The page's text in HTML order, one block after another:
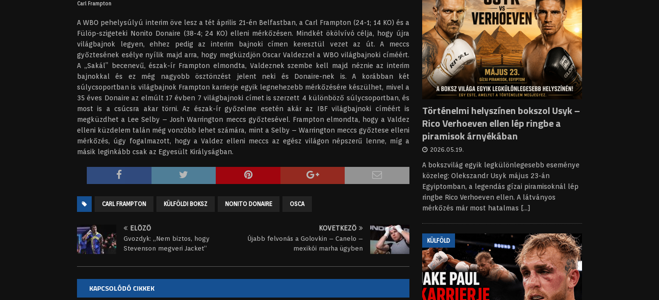
Carl Frampton
A WBO pehelysúlyú interim öve lesz a tét április 21-én Belfastban, a Carl Frampton (24-1; 14 KO) és a
Fülöp-szigeteki Nonito Donaire (38-4; 24 KO) elleni mérkőzésen. Mindkét ökölvívó célja, hogy újra
világbajnok legyen, ehhez pedig az interim bajnoki címen keresztül vezet az út. A meccs
győztesének esélye nyílik majd arra, hogy megküzdjön Oscar Valdezzel a WBO világbajnoki címéért.
A „Sakál” becenevű, észak-ír Frampton elmondta, Valdeznek szembe kell majd néznie az interim
bajnokkal és ez még nagyobb ösztönzést jelent neki és Donaire-nek is. A korábban két
súlycsoportban is világbajnok Frampton karrierje egyik legnehezebb mérkőzésére készülhet, mivel a
35 éves Donaire az elmúlt 17 évben 7 világbajnoki címet is szerzett 4 különböző súlycsoportban, és
most is a csúcsra akar törni. Az észak-ír győzelme esetén akár az IBF világbajnoki címéért is
megküzdhet a Lee Selby – Josh Warrington meccs győztesével. Frampton elmondta, hogy a Valdez
elleni küzdelem talán még vonzóbb lehet számára, mint a Selby – Warrington meccs győztese elleni
mérkőzés, úgy fogalmazott, hogy a Valdez elleni meccs az egész világon népszerű lenne, míg a
másik leginkább csak az Egyesült Királyságban.
CARL FRAMPTON KÜLFÖLDI BOKSZ NONITO DONAIRE OSCA
ELŐZŐ
Gvozdyk: „Nem biztos, hogy
Stevenson megveri Jacket”
KÖVETKEZŐ
Újabb felvonás a Golovkin – Canelo –
mexikói marha ügyben
KAPCSOLÓDÓ CIKKEK
Történelmi helyszínen bokszol Usyk –
Rico Verhoeven ellen lép ringbe a
piramisok árnyékában
2026.05.19.
A bokszvilág egyik legkülönlegesebb eseménye
közeleg: Olekszandr Usyk május 23-án
Egyiptomban, a legendás gízai piramisoknál lép
ringbe Rico Verhoeven ellen. A látványos
mérkőzés már most hatalmas [...]
KÜLFÖLD